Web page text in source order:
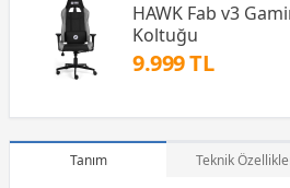
HAWK Fab v3
Koltuğu
9.999 TL
Tanım Teknik